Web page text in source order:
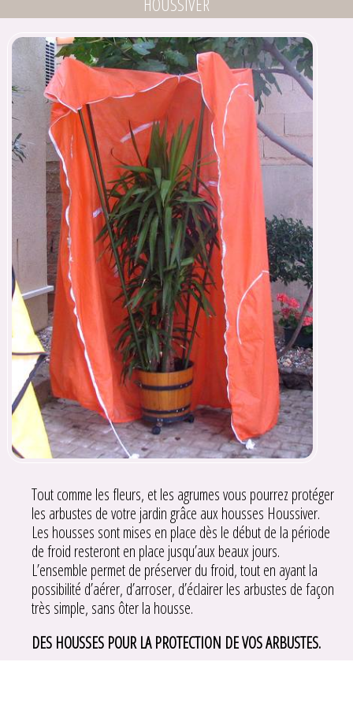
Tout comme les fleurs, et les agrumes vous pourrez protéger
les arbustes de votre jardin grâce aux housses Houssiver.
Les housses sont mises en place dès le début de la période
de froid resteront en place jusqu’aux beaux jours.
L’ensemble permet de préserver du froid, tout en ayant la
possibilité d’aérer, d’arroser, d’éclairer les arbustes de façon
très simple, sans ôter la housse.
DES HOUSSES POUR LA PROTECTION DE VOS ARBUSTES.